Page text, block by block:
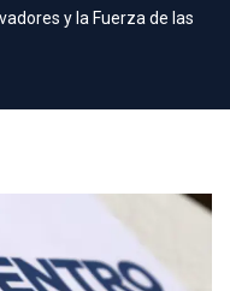
y la Fuerza de las